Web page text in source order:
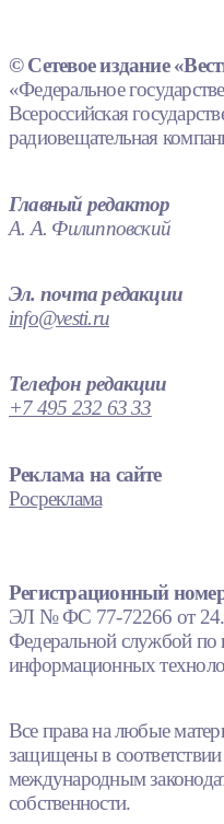
© Сетевое издание
«Федеральное
Всероссийская
радиовещательная
Главный редактор
А. А. Филипповский
Эл. почта редакции
info@vesti.ru
Телефон редакции
+7 495 232 63 33
Реклама на сайте
Росреклама
Регистрационный
ЭЛ № ФС 77-72266 от
Федеральной службой по
информационных
Все права на любые
защищены в
международным
собственности.